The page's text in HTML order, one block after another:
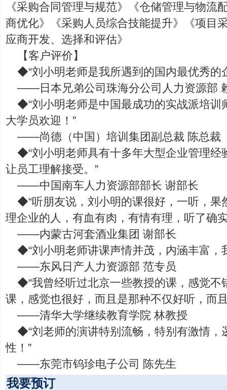
《采购合同管理与规范》《仓储管理与物流
商优化》《采购人员综合技能提升》《项目
应商开发、选择和评估》
【客户评价】
◆“刘小明老师是我所遇到的国内最优秀的
——日本兄弟公司珠海分公司人力资源部
◆“刘小明老师是中国最成功的实战派培训
大学员欢迎！”
——尚德（中国）培训集团副总裁 陈总裁
◆“刘小明老师具有十多年大型企业管理经
让员工理解接受。”
——中国南车人力资源部部长 谢部长
◆“听朋友说，刘小明的课很好，一听，果
理企业的人，有血有肉，有情有理，听了确
——内蒙古河套酒业集团 谢部长
◆“刘小明老师讲课声情并茂，内涵丰富，
——东风日产人力资源部 范专员
◆“我曾经听过北京一些教授的课，感觉不
课，感觉也很好，而且是那种不仅好听，而
——清华大学继续教育学院 林教授
◆“刘老师的演讲特别流畅，特别有激情，
性！”
——东莞市钨珍电子公司 陈先生
我要预订